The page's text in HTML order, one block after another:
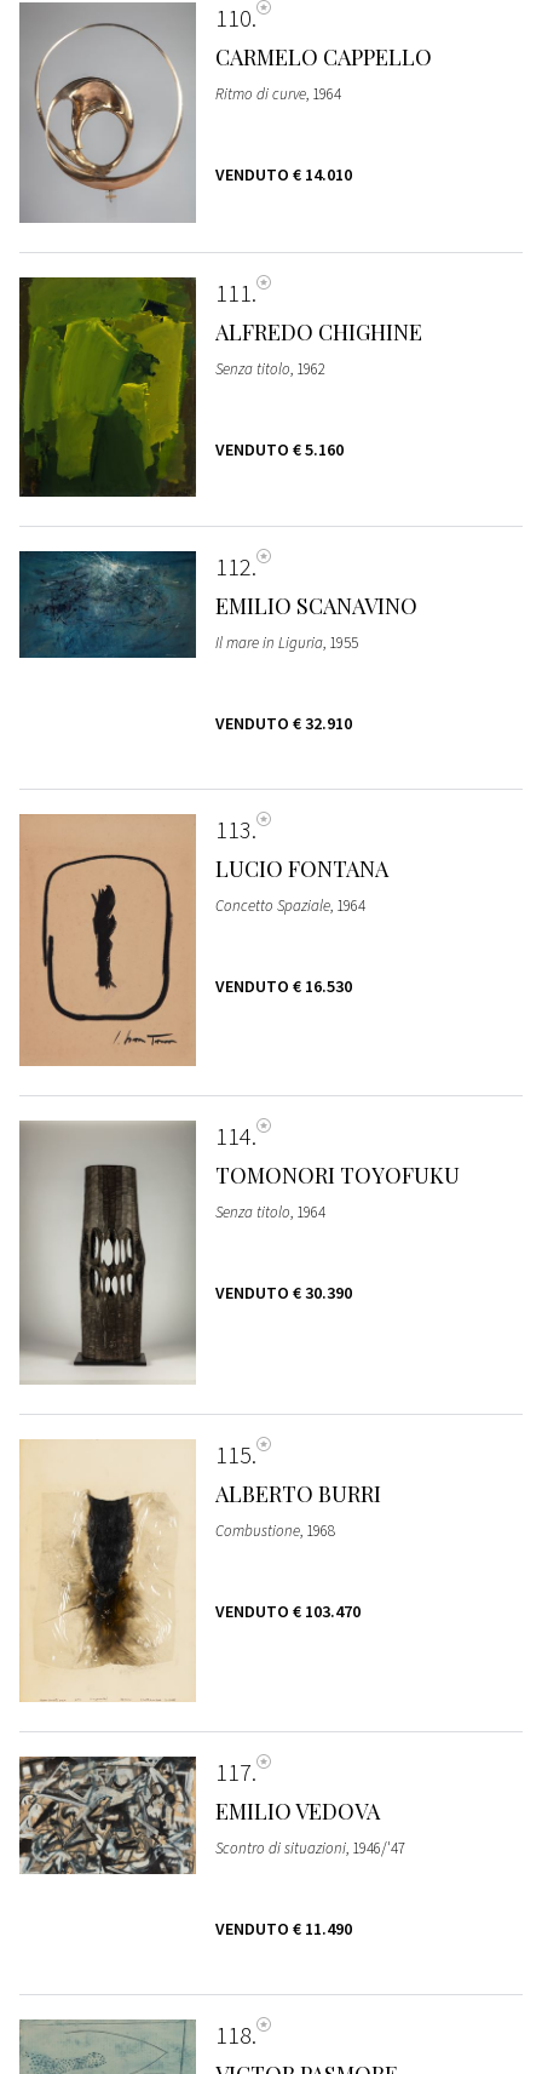
110
CARMELO CAPPELLO
Ritmo di curve, 1964
VENDUTO € 14.010
111
ALFREDO CHIGHINE
Senza titolo, 1962
VENDUTO € 5.160
112
EMILIO SCANAVINO
Il mare in Liguria, 1955
VENDUTO € 32.910
113
LUCIO FONTANA
Concetto Spaziale, 1964
VENDUTO € 16.530
114
TOMONORI TOYOFUKU
Senza titolo, 1964
VENDUTO € 30.390
115
ALBERTO BURRI
Combustione, 1968
VENDUTO € 103.470
117
EMILIO VEDOVA
Scontro di situazioni, 1946/'47
VENDUTO € 11.490
118